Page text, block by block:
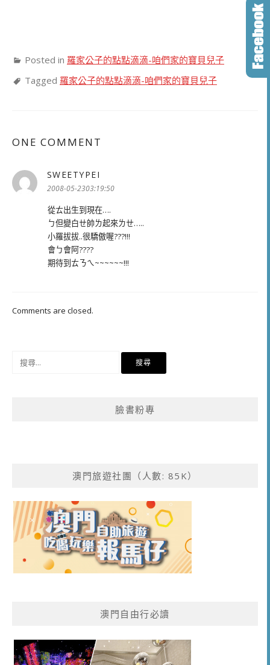
Posted in 羅家公子的點點滴滴-咱們家的寶貝兒子
Tagged 羅家公子的點點滴滴-咱們家的寶貝兒子
ONE COMMENT
SWEETYPEI
示:
2008-05-2303:19:50
從ㄊ出生到現在….
ㄅ但變白ㄝ帥ㄌ起來ㄌㄝ…..
小羅拔拔..很驕傲喔???!!!
會ㄅ會阿????
期待到ㄊㄋㄟ~~~~~~!!!
Comments are closed.
臉書粉專
澳門旅遊社團（人數: 85K）
澳門自由行必讀